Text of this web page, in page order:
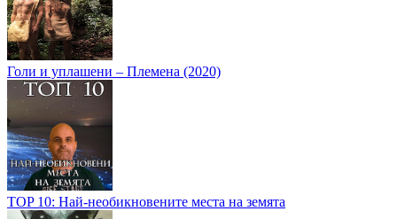
Голи и уплашени – Племена (2020)
TOP 10: Най-необикновените места на земята